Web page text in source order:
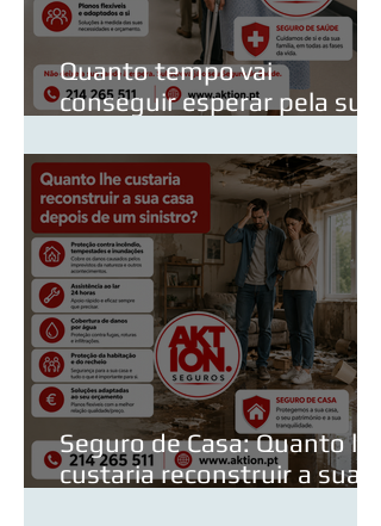
Quanto tempo vai
conseguir esperar pela sua
Seguro de Casa: Quanto lhe
custaria reconstruir a sua